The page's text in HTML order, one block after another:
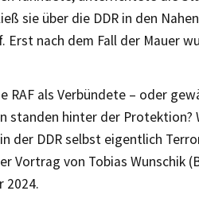
sie über die DDR in den
nach dem Fall der Mauer
als Verbündete – oder
standen hinter der
der DDR selbst eigentlich
Vortrag von Tobias Wunschik
2024.